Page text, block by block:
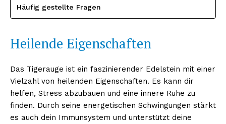
Häufig gestellte Fragen
Heilende Eigenschaften
Das Tigerauge ist ein faszinierender Edelstein mit einer
Vielzahl von heilenden Eigenschaften. Es kann dir
helfen, Stress abzubauen und eine innere Ruhe zu
finden. Durch seine energetischen Schwingungen stärkt
es auch dein Immunsystem und unterstützt deine